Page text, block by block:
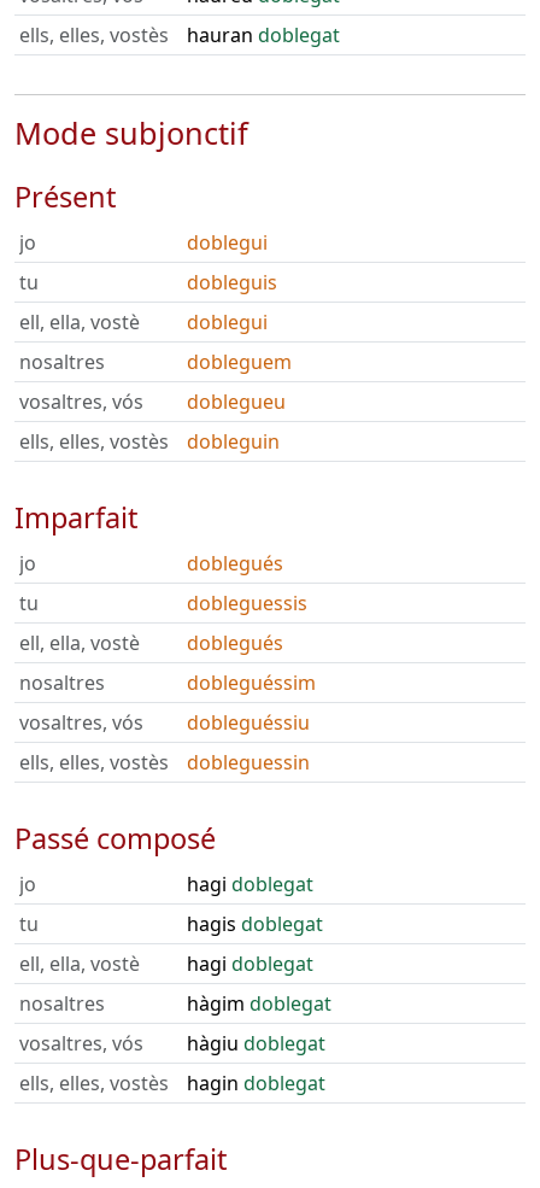
ells, elles, vostès
hauran doblegat
Mode subjonctif
Présent
jo
doblegui
tu
dobleguis
ell, ella, vostè
doblegui
nosaltres
dobleguem
vosaltres, vós
doblegueu
ells, elles, vostès
dobleguin
Imparfait
jo
doblegués
tu
dobleguessis
ell, ella, vostè
doblegués
nosaltres
dobleguéssim
vosaltres, vós
dobleguéssiu
ells, elles, vostès
dobleguessin
Passé composé
jo hagi doblegat
tu
hagis doblegat
ell, ella, vostè
hagi doblegat
nosaltres
hàgim doblegat
vosaltres, vós
hàgiu doblegat
ells, elles, vostès
hagin doblegat
Plus-que-parfait